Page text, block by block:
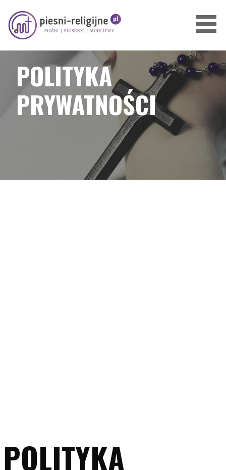
treści
PIOSENKI I PIEŚNI RELIGIJNE
POLITYKA
PRYWATNOŚCI
POLITYKA